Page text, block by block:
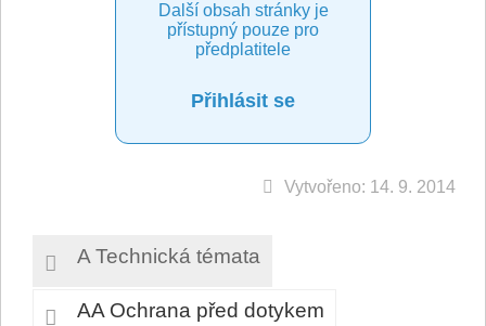
Další obsah stránky je
přístupný pouze pro
předplatitele
Přihlásit se
Vytvořeno: 14. 9. 2014
A Technická témata
AA Ochrana před dotykem